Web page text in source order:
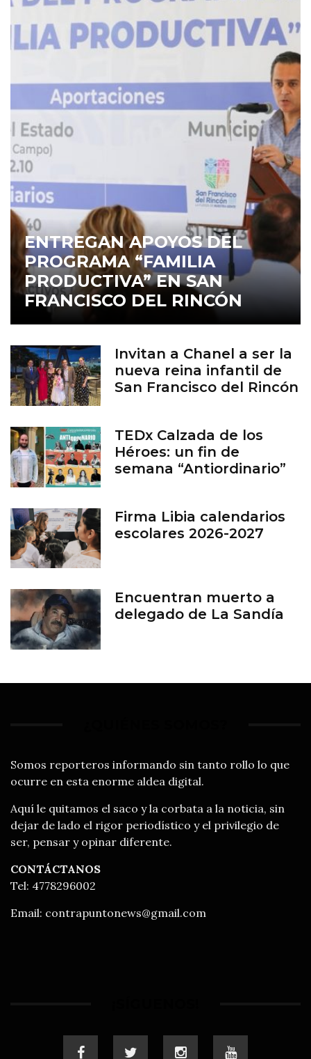
ENTREGAN APOYOS DEL
PROGRAMA “FAMILIA
PRODUCTIVA” EN SAN
FRANCISCO DEL RINCÓN
Invitan a Chanel a ser la
nueva reina infantil de
San Francisco del Rincón
TEDx Calzada de los
Héroes: un fin de
semana “Antiordinario”
Firma Libia calendarios
escolares 2026-2027
Encuentran muerto a
delegado de La Sandía
Somos reporteros informando sin tanto rollo lo que
ocurre en esta enorme aldea digital.
Aquí le quitamos el saco y la corbata a la noticia, sin
dejar de lado el rigor periodístico y el privilegio de
ser, pensar y opinar diferente.
CONTÁCTANOS
Tel: 4778296002
Email: contrapuntonews@gmail.com